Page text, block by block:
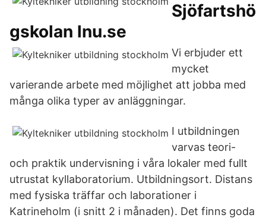
Sjöfartshö
gskolan lnu.se
Vi erbjuder ett
mycket
varierande arbete med möjlighet att jobba med
många olika typer av anläggningar.
I utbildningen
varvas teori-
och praktik undervisning i våra lokaler med fullt
utrustat kyllaboratorium. Utbildningsort. Distans
med fysiska träffar och laborationer i
Katrineholm (i snitt 2 i månaden). Det finns goda